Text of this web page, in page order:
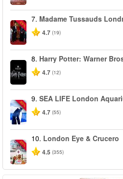
-25%
7. Madame Tussauds
4.7 (19)
8. Harry Potter: Warner
4.7 (12)
-30%
9. SEA LIFE London
4.7 (55)
-20%
10. London Eye & Crucero
4.5 (355)